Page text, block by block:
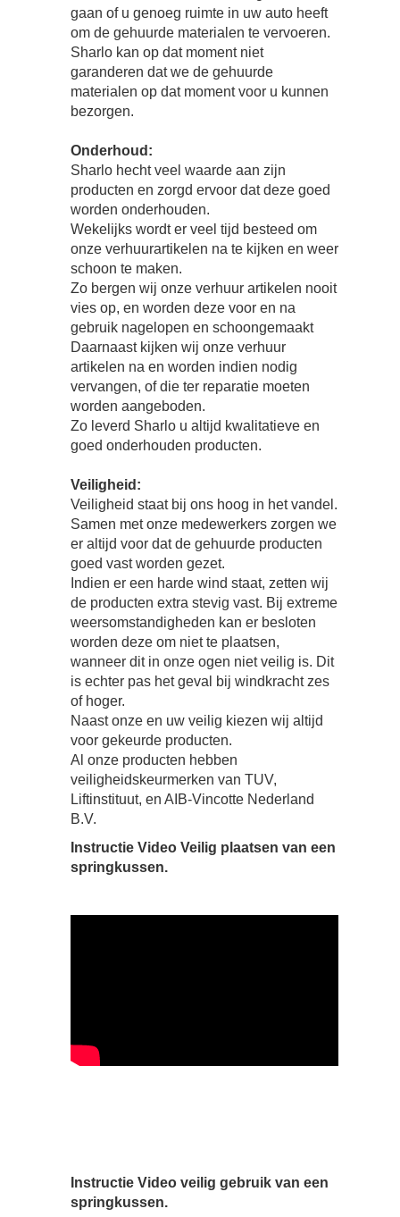
gaan of u genoeg ruimte in uw auto heeft
om de gehuurde materialen te vervoeren.
Sharlo kan op dat moment niet
garanderen dat we de gehuurde
materialen op dat moment voor u kunnen
bezorgen.
Onderhoud:
Sharlo hecht veel waarde aan zijn
producten en zorgd ervoor dat deze goed
worden onderhouden.
Wekelijks wordt er veel tijd besteed om
onze verhuurartikelen na te kijken en weer
schoon te maken.
Zo bergen wij onze verhuur artikelen nooit
vies op, en worden deze voor en na
gebruik nagelopen en schoongemaakt
Daarnaast kijken wij onze verhuur
artikelen na en worden indien nodig
vervangen, of die ter reparatie moeten
worden aangeboden.
Zo leverd Sharlo u altijd kwalitatieve en
goed onderhouden producten.
Veiligheid:
Veiligheid staat bij ons hoog in het vandel.
Samen met onze medewerkers zorgen we
er altijd voor dat de gehuurde producten
goed vast worden gezet.
Indien er een harde wind staat, zetten wij
de producten extra stevig vast. Bij extreme
weersomstandigheden kan er besloten
worden deze om niet te plaatsen,
wanneer dit in onze ogen niet veilig is. Dit
is echter pas het geval bij windkracht zes
of hoger.
Naast onze en uw veilig kiezen wij altijd
voor gekeurde producten.
Al onze producten hebben
veiligheidskeurmerken van TUV,
Liftinstituut, en AIB-Vincotte Nederland
B.V.
Instructie Video Veilig plaatsen van een
springkussen.
Instructie Video veilig gebruik van een
springkussen.